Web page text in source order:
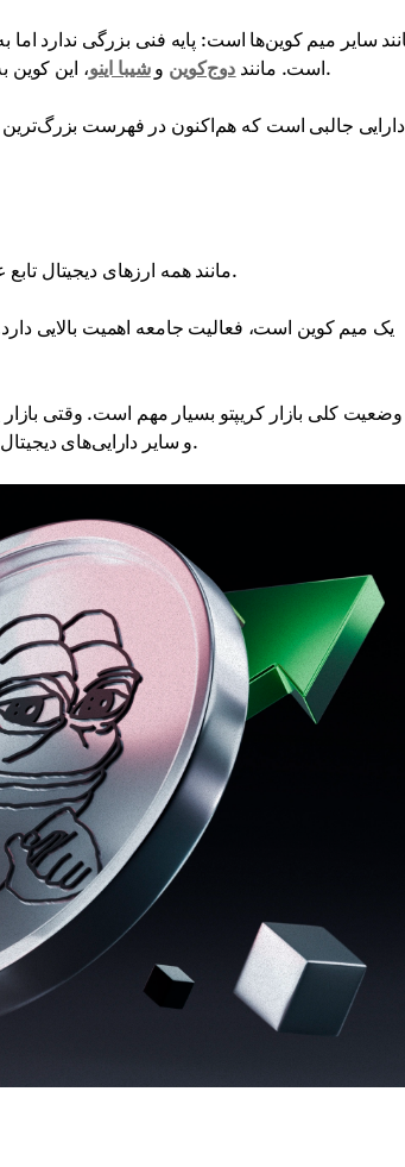
است. مانند دوج‌کوین وشیبا اینو ، این کوین به‌خصوص نسبت به اشاره افراد مشهور و روندهای شبکه‌های اجتماعی حساس است.
ارزش PEPE مانند همه ارزهای دیجیتال تابع عرضه و تقاضا است. عوامل متعددی بر عرضه و تقاضا تأثیر می‌گذارند.
وضعیت کلی بازار کریپتو بسیار مهم است. وقتی بازار
فاز نزولی، تقاضای خریداران کاهش می‌یابد و به تبع آن ارزش PEPE و سایر دارایی‌های دیجیتال کاهش می‌یابد.